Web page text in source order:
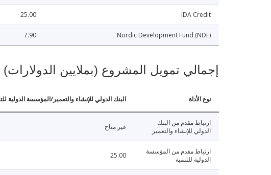
IDA Credit
25.00
Nordic Development Fund (NDF)
7.90
إجمالي تمويل المشروع (بملايين الدولارات)
نوع الأداة البنك الدولي للإنشاء والتعمير/المؤسسة الدولية
ارتباط مقدم من البنك
الدولي للإنشاء والتعمير
غير متاح
ارتباط مقدم من المؤسسة
الدولية للتنمية
25.00